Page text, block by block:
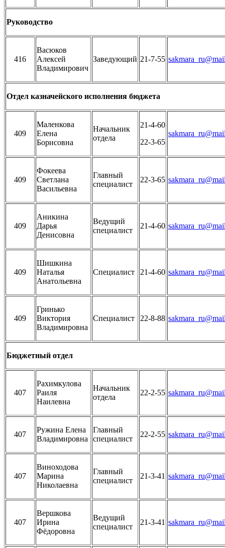
Руководство
416
Васюков
Алексей
Владимирович
Заведующий 21-7-55
Отдел казначейского исполнения бюджета
409
Маленкова
Елена
Борисовна
Начальник
отдела
21-4-60
22-3-65
409
Фокеева
Светлана
Васильевна
Главный
специалист
22-3-65
409
Аникина
Дарья
Денисовна
Ведущий
специалист
21-4-60
409
Шишкина
Наталья
Анатольевна
Специалист 21-4-60
409
Гринько
Виктория
Владимировна
Специалист 22-8-88
Бюджетный отдел
407
Рахимкулова
Раиля
Наилевна
Начальник
отдела
22-2-55
407
Ружина Елена
Владимировна
Главный
специалист
22-2-55
407
Виноходова
Марина
Николаевна
Главный
специалист
21-3-41
407
Вершкова
Ирина
Фёдоровна
Ведущий
специалист
21-3-41